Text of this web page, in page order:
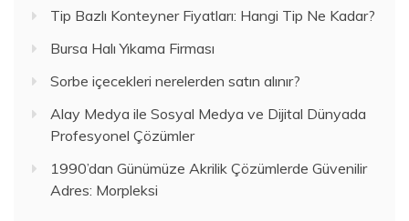
Tip Bazlı Konteyner Fiyatları: Hangi Tip Ne Kadar?
Bursa Halı Yıkama Firması
Sorbe içecekleri nerelerden satın alınır?
Alay Medya ile Sosyal Medya ve Dijital Dünyada
Profesyonel Çözümler
1990’dan Günümüze Akrilik Çözümlerde Güvenilir
Adres: Morpleksi